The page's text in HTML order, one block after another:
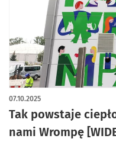
Tak powstaje
nami Wrompę
07.10.2025